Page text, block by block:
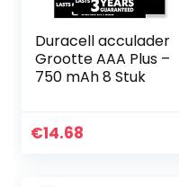
Duracell acculader
Grootte AAA Plus –
750 mAh 8 Stuk
€14.68